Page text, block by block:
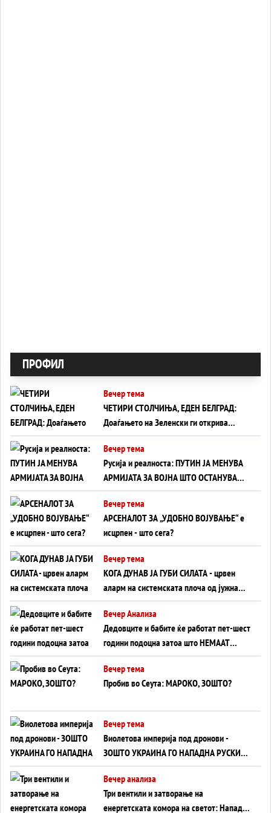
ПРОФИЛ
Вечер тема
ЧЕТИРИ СТОЛЧИЊА, ЕДЕН БЕЛГРАД:
Доаѓањето на Зеленски ги открива
тајните на политиката на балансирање
на Вучиќ
Вечер тема
Русија и реалноста: ПУТИН ЈА МЕНУВА
АРМИЈАТА ЗА ВОЈНА ШТО ОСТАНУВА
БЕЗ ФРОНТ
Вечер тема
АРСЕНАЛОТ ЗА „УДОБНО ВОЈУВАЊЕ“ е
исцрпен - што сега?
Вечер тема
КОГА ДУНАВ ЈА ГУБИ СИЛАТА - црвен
аларм на системската плоча од јужна
Германија до Црното Море...
Вечер Анализа
Дедовците и бабите ќе работат пет-шест
години подоцна затоа што НЕМААТ
ВНУЦИ ДА ГИ ЗАМЕНАТ
Вечер тема
Пробив во Сеута: МАРОКО, ЗОШТО?
Вечер тема
Виолетова империја под дронови -
ЗОШТО УКРАИНА ГО НАПАДНА РУСКИОТ
WILDBERRIES
Вечер анализа
Три вентили и затворање на
енергетската комора на светот: Нападот